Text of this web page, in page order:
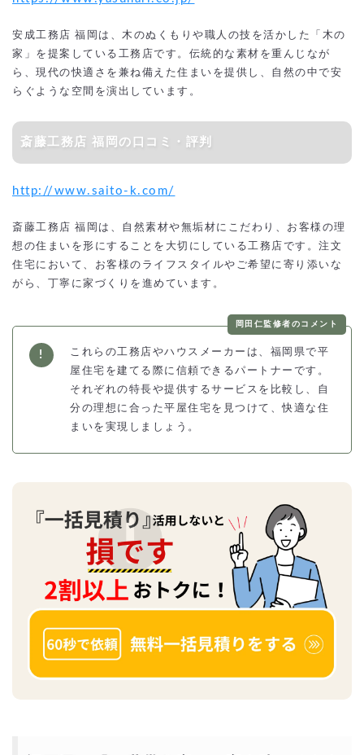
安成工務店 福岡は、木のぬくもりや職人の技を活かした「木の
家」を提案している工務店です。伝統的な素材を重んじなが
ら、現代の快適さを兼ね備えた住まいを提供し、自然の中で安
らぐような空間を演出しています。
斎藤工務店 福岡の口コミ・評判
http://www.saito-k.com/
斎藤工務店 福岡は、自然素材や無垢材にこだわり、お客様の理
想の住まいを形にすることを大切にしている工務店です。注文
住宅において、お客様のライフスタイルやご希望に寄り添いな
がら、丁寧に家づくりを進めています。
岡田仁監修者のコメント
これらの工務店やハウスメーカーは、福岡県で平
屋住宅を建てる際に信頼できるパートナーです。
それぞれの特長や提供するサービスを比較し、自
分の理想に合った平屋住宅を見つけて、快適な住
まいを実現しましょう。